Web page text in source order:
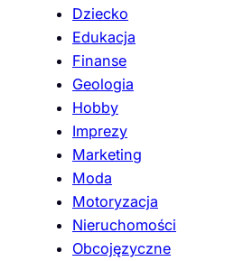
Dziecko
Edukacja
Finanse
Geologia
Hobby
Imprezy
Marketing
Moda
Motoryzacja
Nieruchomości
Obcojęzyczne